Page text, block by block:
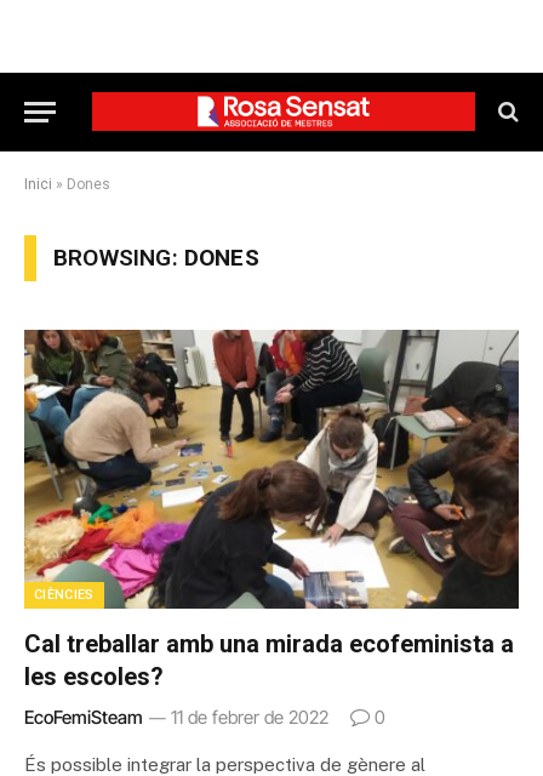
Inici » Dones
BROWSING: DONES
CIÈNCIES
Cal treballar amb una mirada ecofeminista a
les escoles?
EcoFemiSteam 11 de febrer de 2022 0
És possible integrar la perspectiva de gènere al